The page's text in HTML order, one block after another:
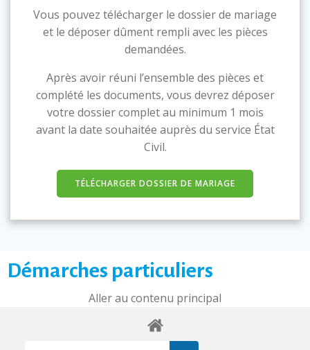
Vous pouvez télécharger le dossier de mariage
et le déposer dûment rempli avec les pièces
demandées.
Après avoir réuni l’ensemble des pièces et
complété les documents, vous devrez déposer
votre dossier complet au minimum 1 mois
avant la date souhaitée auprès du service État
Civil.
TÉLÉCHARGER DOSSIER DE MARIAGE
Démarches particuliers
Aller au contenu principal